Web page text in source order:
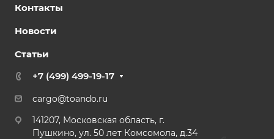
Контакты
Новости
Статьи
+7 (499) 499-19-17
cargo@toando.ru
141207, Московская область, г.
Пушкино, ул. 50 лет Комсомола, д.34